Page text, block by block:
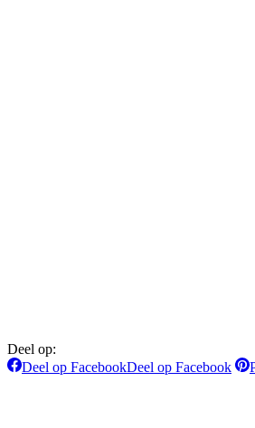
Deel op:
Deel op FacebookDeel op Facebook